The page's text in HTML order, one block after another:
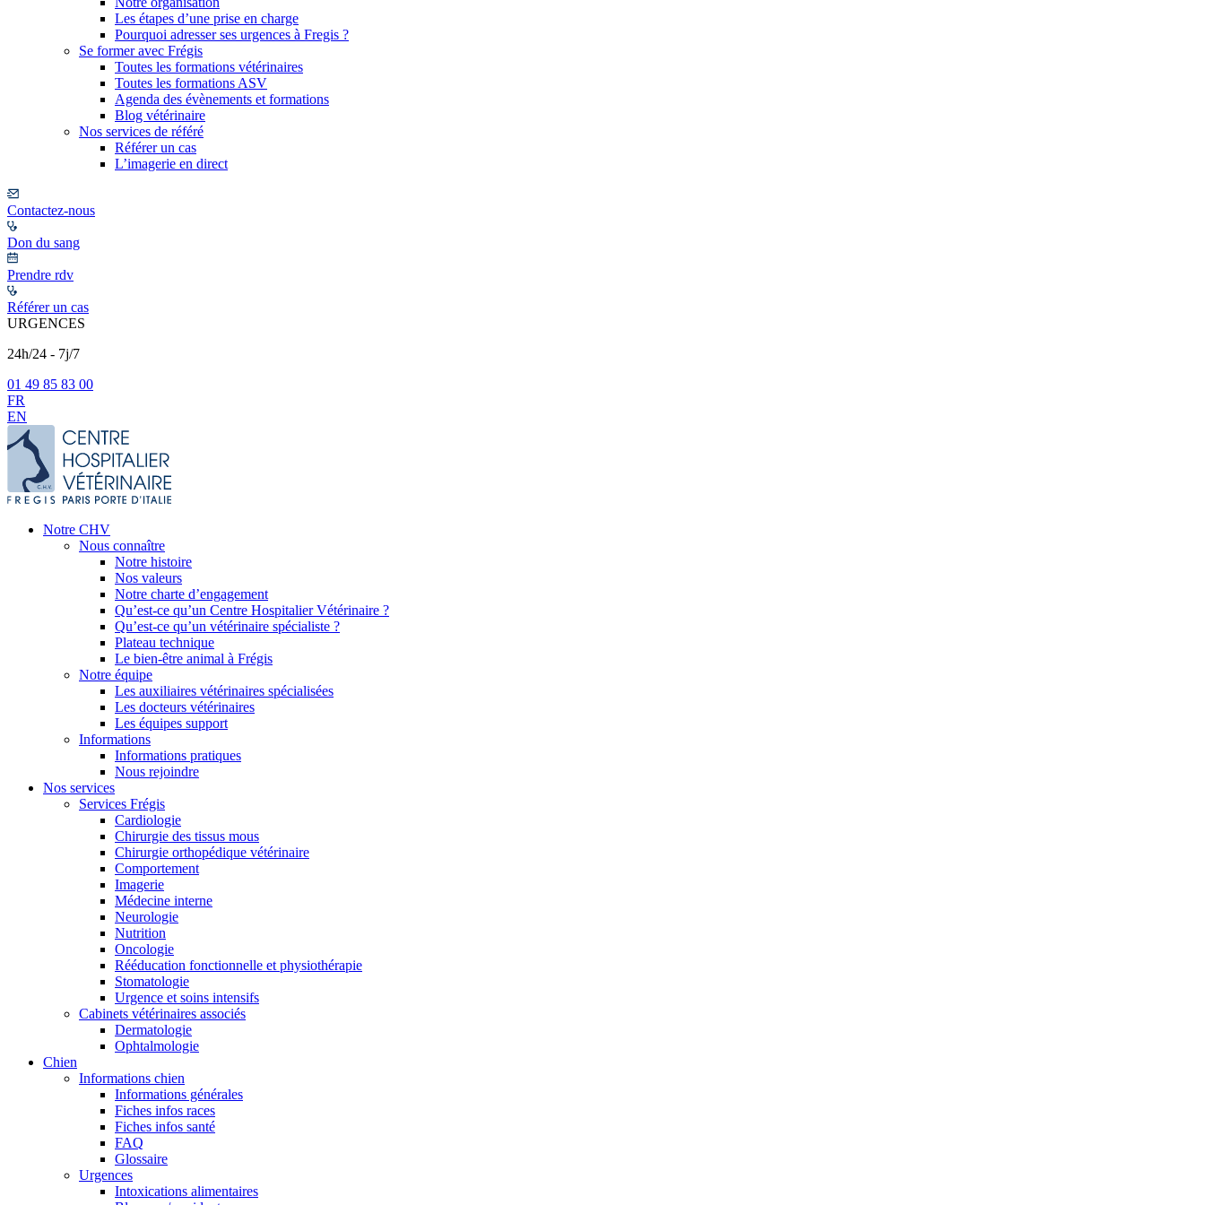
Les étapes d’une prise en charge
Pourquoi adresser ses urgences à Fregis ?
Se former avec Frégis
Toutes les formations vétérinaires
Toutes les formations ASV
Agenda des évènements et formations
Blog vétérinaire
Nos services de référé
Référer un cas
L’imagerie en direct
Contactez-nous
Don du sang
Prendre rdv
Référer un cas
URGENCES
24h/24 - 7j/7
01 49 85 83 00
FR
EN
Notre CHV
Nous connaître
Notre histoire
Nos valeurs
Notre charte d’engagement
Qu’est-ce qu’un Centre Hospitalier Vétérinaire ?
Qu’est-ce qu’un vétérinaire spécialiste ?
Plateau technique
Le bien-être animal à Frégis
Notre équipe
Les auxiliaires vétérinaires spécialisées
Les docteurs vétérinaires
Les équipes support
Informations
Informations pratiques
Nous rejoindre
Nos services
Services Frégis
Cardiologie
Chirurgie des tissus mous
Chirurgie orthopédique vétérinaire
Comportement
Imagerie
Médecine interne
Neurologie
Nutrition
Oncologie
Rééducation fonctionnelle et physiothérapie
Stomatologie
Urgence et soins intensifs
Cabinets vétérinaires associés
Dermatologie
Ophtalmologie
Chien
Informations chien
Informations générales
Fiches infos races
Fiches infos santé
FAQ
Glossaire
Urgences
Intoxications alimentaires